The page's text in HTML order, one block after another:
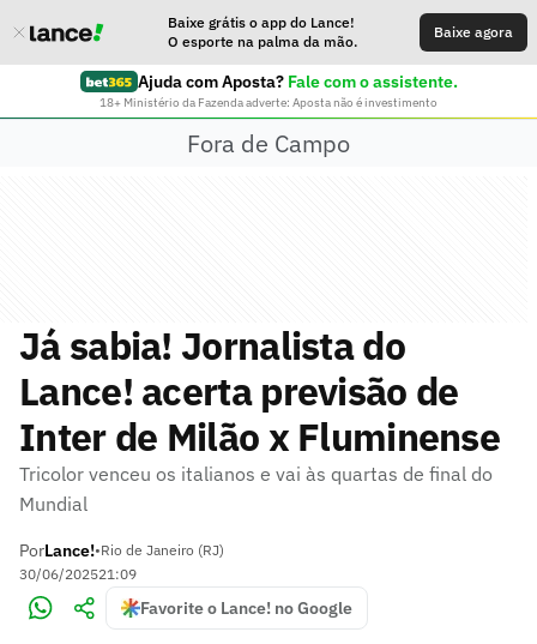
Baixe grátis o app do Lance!
O esporte na palma da mão.
Baixe agora
Ajuda com Aposta? Fale com o assistente.
18+ Ministério da Fazenda adverte: Aposta não é investimento
Fora de Campo
Já sabia! Jornalista do
Lance! acerta previsão de
Inter de Milão x Fluminense
Tricolor venceu os italianos e vai às quartas de final do
Mundial
PorLance!•Rio de Janeiro (RJ)
30/06/202521:09
Favorite o Lance! no Google